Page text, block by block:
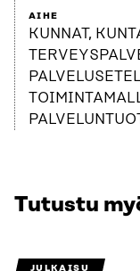
AIHE
KUNNAT,
Tutustu
JULKAISU